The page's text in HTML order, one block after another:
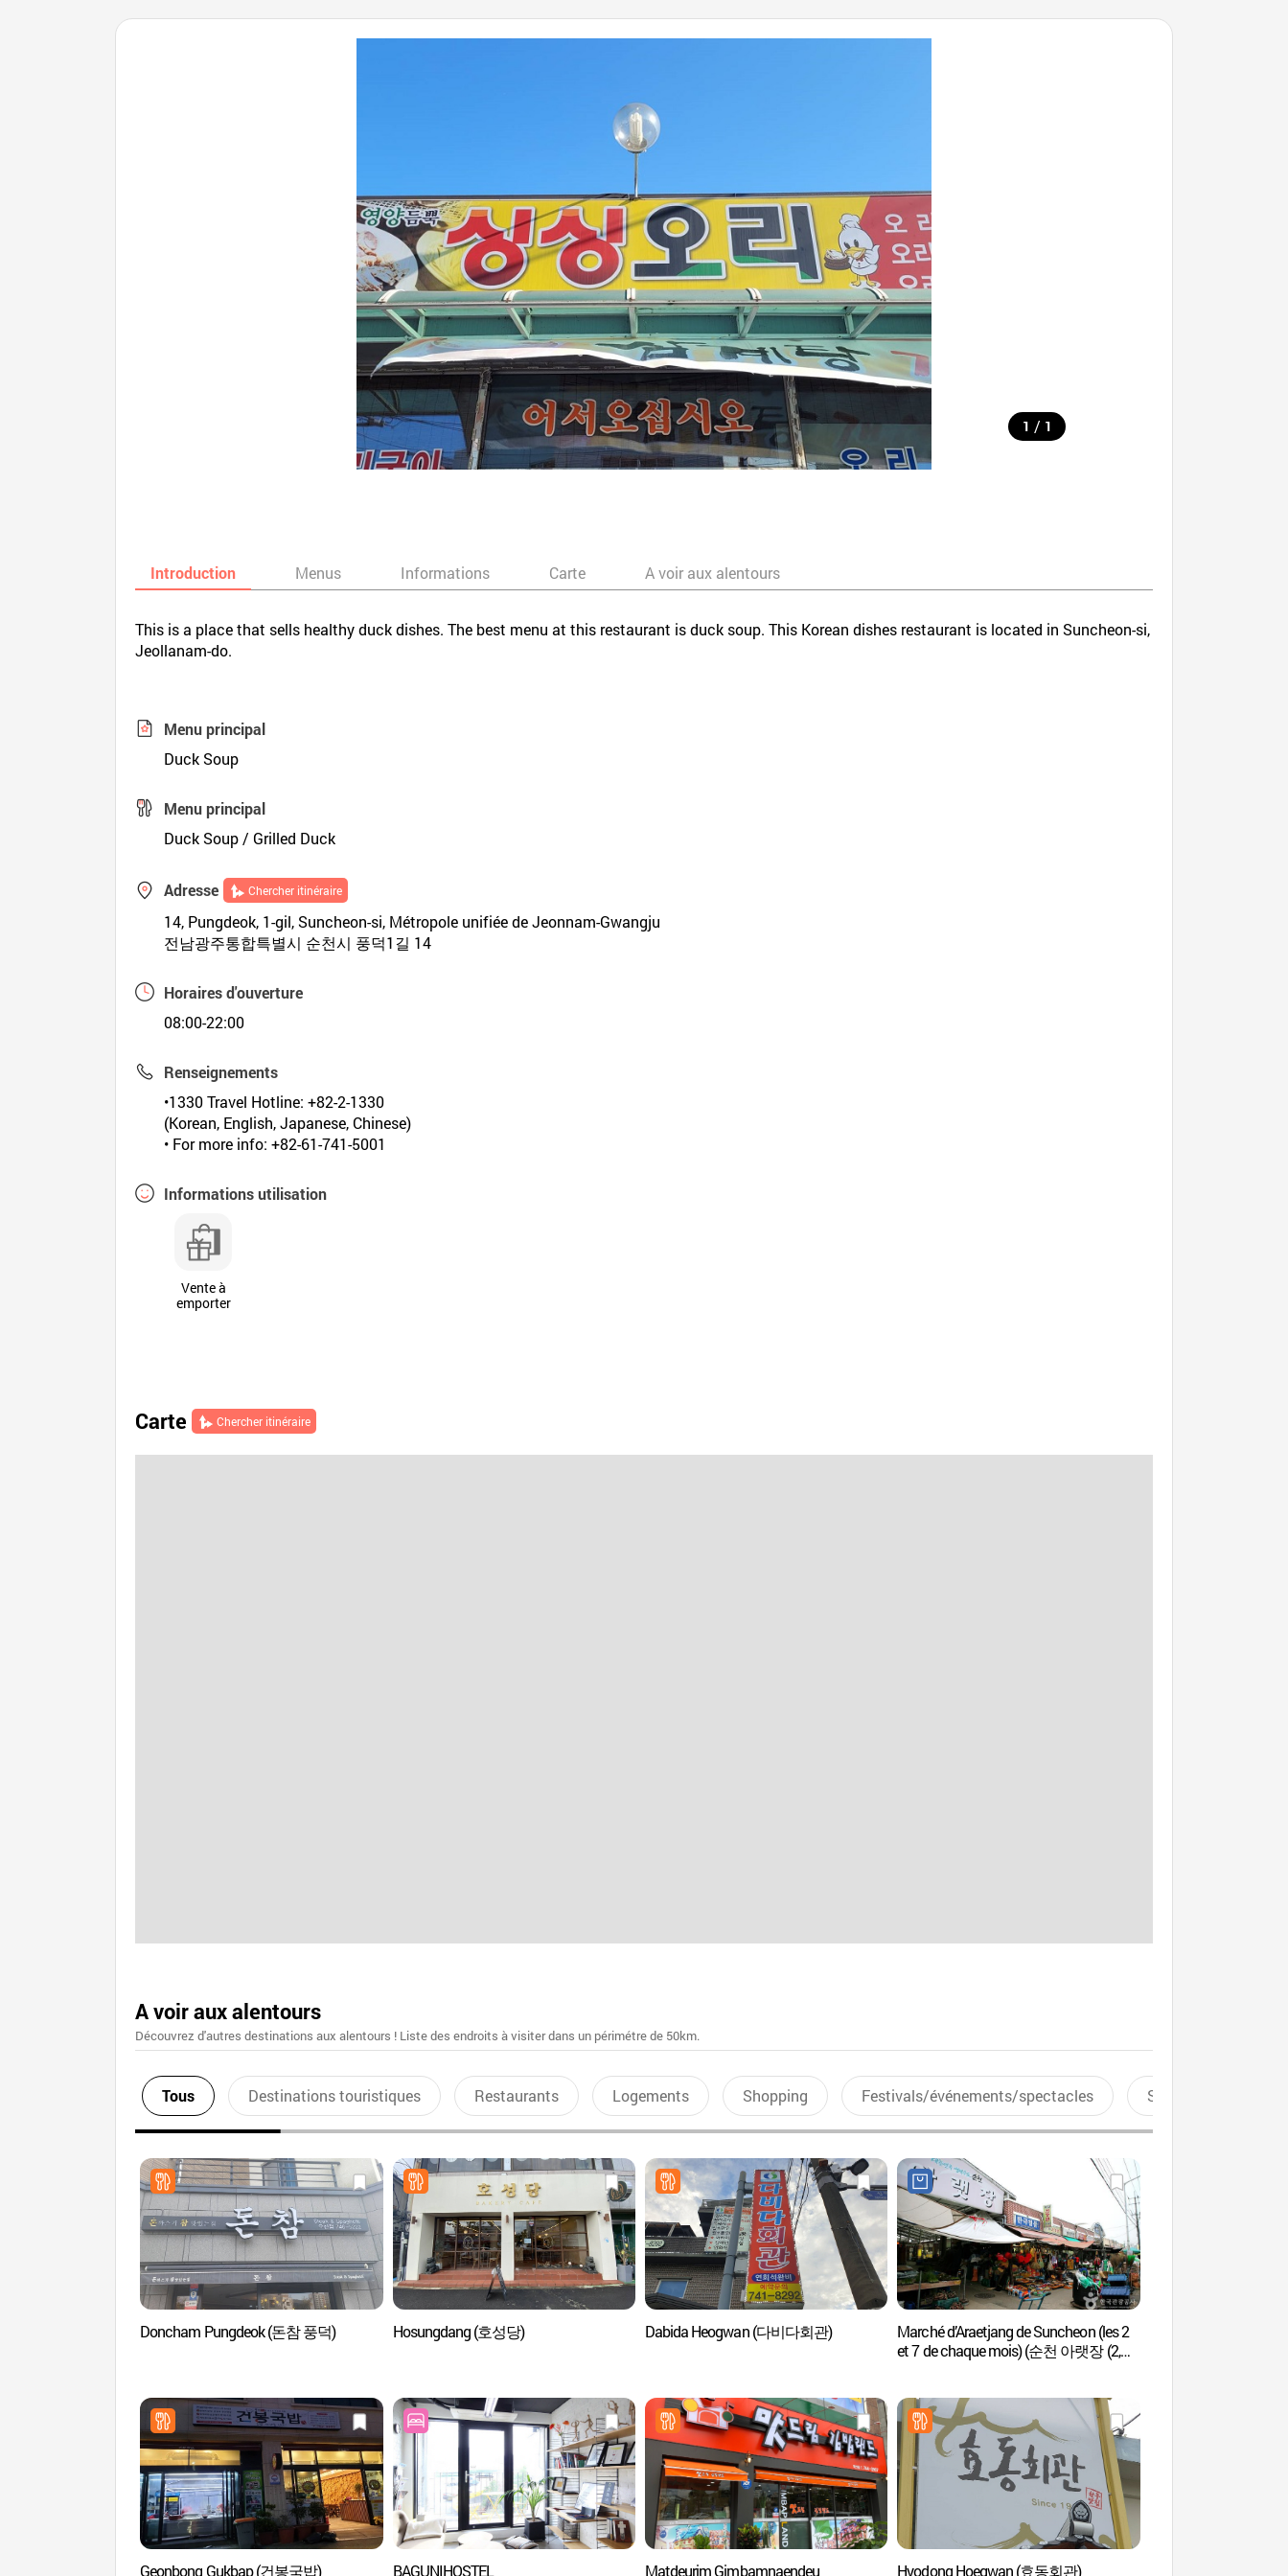
1 / 1
Introduction Menus Informations Carte A voir aux alentours
This is a place that sells healthy duck dishes. The best menu at this restaurant is duck soup. This Korean dishes restaurant is located in Suncheon-si,
Jeollanam-do.
Menu principal
Duck Soup
Menu principal
Duck Soup / Grilled Duck
Adresse Chercher itinéraire
14, Pungdeok, 1-gil, Suncheon-si, Métropole unifiée de Jeonnam-Gwangju
전남광주통합특별시 순천시 풍덕1길 14
Horaires d'ouverture
08:00-22:00
Renseignements
•1330 Travel Hotline: +82-2-1330
(Korean, English, Japanese, Chinese)
• For more info: +82-61-741-5001
Informations utilisation
Vente à
emporter
Carte Chercher itinéraire
A voir aux alentours
Découvrez d'autres destinations aux alentours ! Liste des endroits à visiter dans un périmétre de 50km.
Tous Destinations touristiques Restaurants Logements Shopping Festivals/événements/spectacles Sports aquatiques
Doncham Pungdeok (돈참 풍덕) Hosungdang (호성당) Dabida Heogwan (다비다회관)
Marché d’Araetjang de Suncheon (les 2
et 7 de chaque mois) (순천 아랫장 (2,
Geonbong Gukbap (건봉국밥) BAGUNIHOSTEL
Matdeurim Gimbamnaendeu
Hyodong Hoegwan (효동회관)